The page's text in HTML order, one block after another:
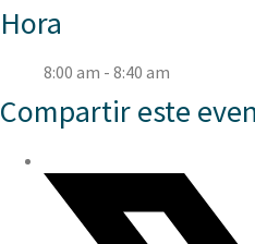
Hora
8:00 am - 8:40 am
Compartir este